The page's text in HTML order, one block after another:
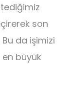
son
Bu da işimizi
en büyük